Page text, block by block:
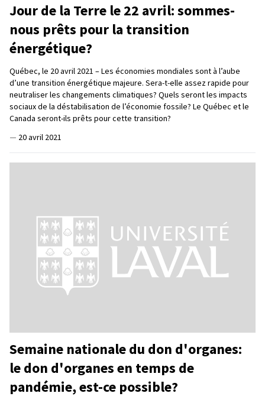
Jour de la Terre le 22 avril: sommes-
nous prêts pour la transition
énergétique?
Québec, le 20 avril 2021 – Les économies mondiales sont à l’aube
d’une transition énergétique majeure. Sera-t-elle assez rapide pour
neutraliser les changements climatiques? Quels seront les impacts
sociaux de la déstabilisation de l’économie fossile? Le Québec et le
Canada seront-ils prêts pour cette transition?
— 20 avril 2021
Semaine nationale du don d'organes:
le don d'organes en temps de
pandémie, est-ce possible?